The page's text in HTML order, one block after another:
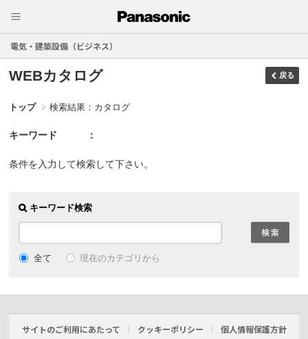
電気・建築設備（ビジネス）
WEBカタログ 戻る
トップ 検索結果：カタログ
キーワード
条件を入力して検索して下さい。
キーワード検索
全て 現在のカテゴリから
サイトのご利用にあたって クッキーポリシー 個人情報保護方針